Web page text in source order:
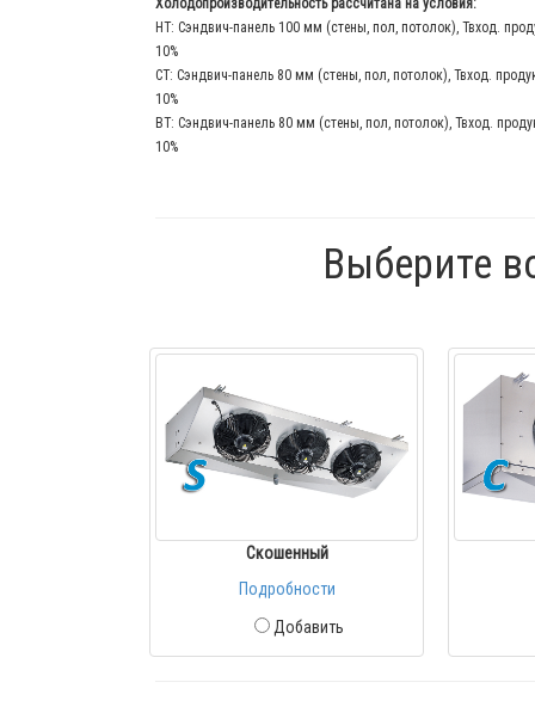
Холодопроизводительность рассчитана на условия:
НТ: Сэндвич-панель 100 мм (стены, пол, потолок), Твход.
10%
СТ: Сэндвич-панель 80 мм (стены, пол, потолок), Твход.
10%
ВТ: Сэндвич-панель 80 мм (стены, пол, потолок), Твход.
10%
Выберите
Скошенный
Подробности
Добавить